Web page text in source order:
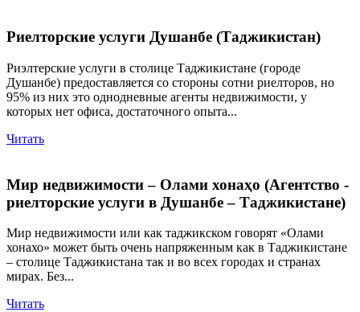
Риелторские услуги Душанбе (Таджикистан)
Риэлтерские услуги в столице Таджикистане (городе
Душанбе) предоставляется со стороны сотни риелторов, но
95% из них это однодневные агенты недвижимости, у
которых нет офиса, достаточного опыта...
Читать
Мир недвижимости – Олами хонаҳо (Агентство -
риелторские услуги в Душанбе – Таджикистане)
Мир недвижимости или как таджикском говорят «Олами
хонахо» может быть очень напряженным как в Таджикистане
– столице Таджикистана так и во всех городах и странах
мирах. Без...
Читать